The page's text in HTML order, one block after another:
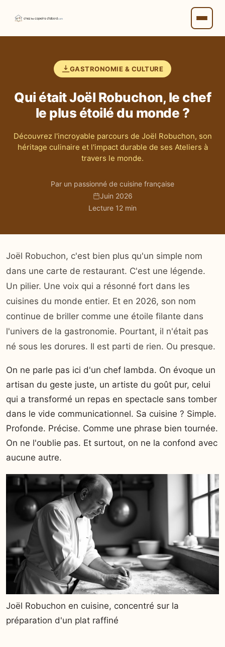
GASTRONOMIE & CULTURE
Qui était Joël Robuchon, le chef
le plus étoilé du monde ?
Découvrez l'incroyable parcours de Joël Robuchon, son
héritage culinaire et l'impact durable de ses Ateliers à
travers le monde.
Par un passionné de cuisine française
Juin 2026
Lecture 12 min
Joël Robuchon, c'est bien plus qu'un simple nom
dans une carte de restaurant. C'est une légende.
Un pilier. Une voix qui a résonné fort dans les
cuisines du monde entier. Et en 2026, son nom
continue de briller comme une étoile filante dans
l'univers de la gastronomie. Pourtant, il n'était pas
né sous les dorures. Il est parti de rien. Ou presque.
On ne parle pas ici d'un chef lambda. On évoque un
artisan du geste juste, un artiste du goût pur, celui
qui a transformé un repas en spectacle sans tomber
dans le vide communicationnel. Sa cuisine ? Simple.
Profonde. Précise. Comme une phrase bien tournée.
On ne l'oublie pas. Et surtout, on ne la confond avec
aucune autre.
Joël Robuchon en cuisine, concentré sur la
préparation d'un plat raffiné